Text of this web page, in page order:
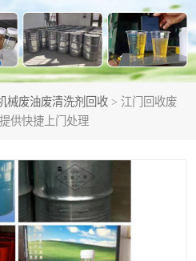
械废油废清洗剂回收 > 江门回收废
供快捷上门处理
机械废油废清洗剂回收
碳氢液压油回收
回收废三四氯乙烯
回收废四氯乙烯
上门回收废清洗剂